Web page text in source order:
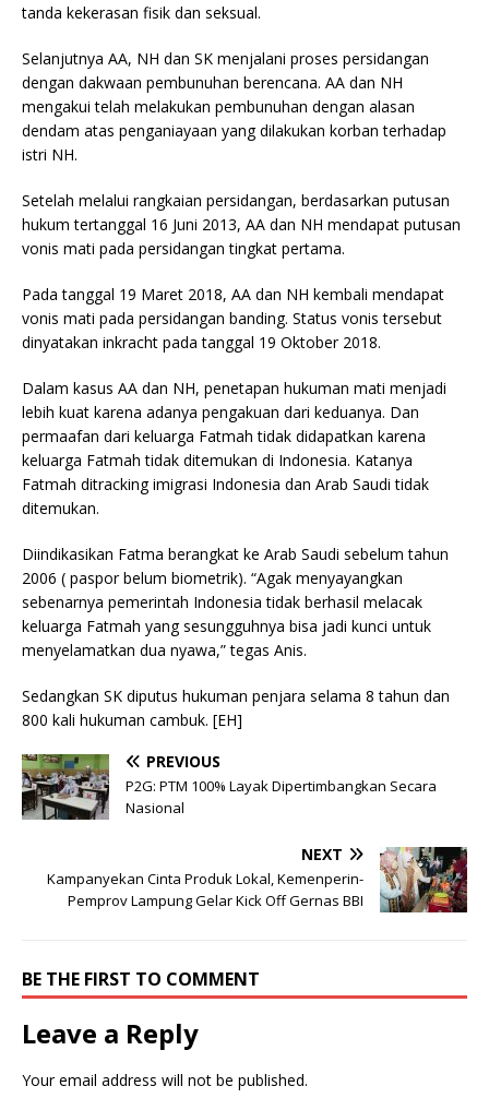
tanda kekerasan fisik dan seksual.
Selanjutnya AA, NH dan SK menjalani proses persidangan
dengan dakwaan pembunuhan berencana. AA dan NH
mengakui telah melakukan pembunuhan dengan alasan
dendam atas penganiayaan yang dilakukan korban terhadap
istri NH.
Setelah melalui rangkaian persidangan, berdasarkan putusan
hukum tertanggal 16 Juni 2013, AA dan NH mendapat putusan
vonis mati pada persidangan tingkat pertama.
Pada tanggal 19 Maret 2018, AA dan NH kembali mendapat
vonis mati pada persidangan banding. Status vonis tersebut
dinyatakan inkracht pada tanggal 19 Oktober 2018.
Dalam kasus AA dan NH, penetapan hukuman mati menjadi
lebih kuat karena adanya pengakuan dari keduanya. Dan
permaafan dari keluarga Fatmah tidak didapatkan karena
keluarga Fatmah tidak ditemukan di Indonesia. Katanya
Fatmah ditracking imigrasi Indonesia dan Arab Saudi tidak
ditemukan.
Diindikasikan Fatma berangkat ke Arab Saudi sebelum tahun
2006 ( paspor belum biometrik). “Agak menyayangkan
sebenarnya pemerintah Indonesia tidak berhasil melacak
keluarga Fatmah yang sesungguhnya bisa jadi kunci untuk
menyelamatkan dua nyawa,” tegas Anis.
Sedangkan SK diputus hukuman penjara selama 8 tahun dan
800 kali hukuman cambuk. [EH]
PREVIOUS
P2G: PTM 100% Layak Dipertimbangkan Secara
Nasional
NEXT
Kampanyekan Cinta Produk Lokal, Kemenperin-
Pemprov Lampung Gelar Kick Off Gernas BBI
BE THE FIRST TO COMMENT
Leave a Reply
Your email address will not be published.